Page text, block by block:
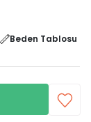
Beden Tablosu